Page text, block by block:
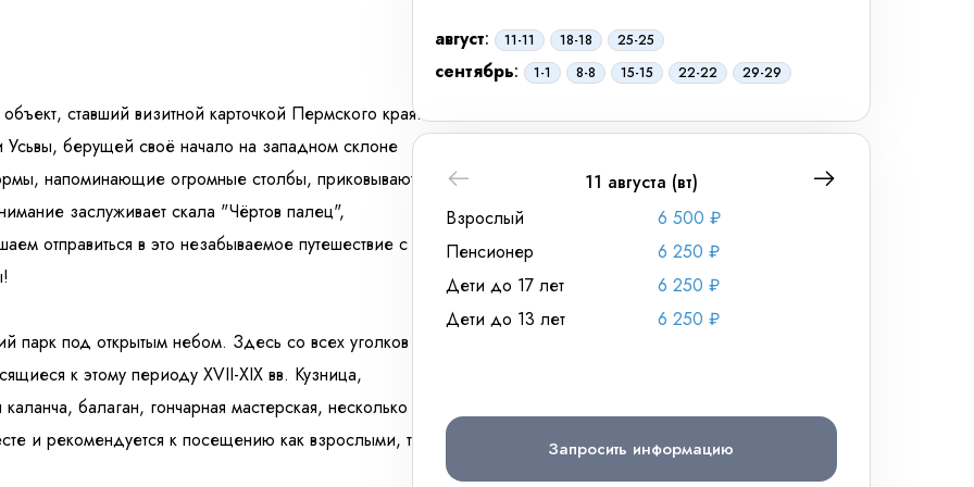
ставший визитной карточкой Пермского края.
Усьвы, берущей своё начало на западном склоне
напоминающие огромные столбы, приковывают
заслуживает скала "Чёртов палец",
отправиться в это незабываемое путешествие с
парк под открытым небом. Здесь со всех уголков
к этому периоду XVII-XIX вв. Кузница,
балаган, гончарная мастерская, несколько
и рекомендуется к посещению как взрослыми, так
август: 11-11 18-18 25-25
сентябрь: 1-1 8-8 15-15 22-22 29-29
11 августа (вт)
Взрослый
6 500 ₽
Пенсионер
6 250 ₽
Дети до 17 лет
6 250 ₽
Дети до 13 лет
6 250 ₽
Запросить информацию